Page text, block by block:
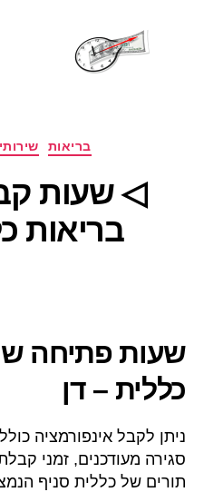
בריאות
◁ שעות
בריאות
שעות פתיחה
כללית – דן
ניתן לקבל אינפורמציה
סגירה מעודכנים, זמני
תורים של כללית סניף